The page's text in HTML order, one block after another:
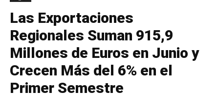
Las Exportaciones
Regionales Suman 915,9
Millones de Euros en Junio y
Crecen Más del 6% en el
Primer Semestre